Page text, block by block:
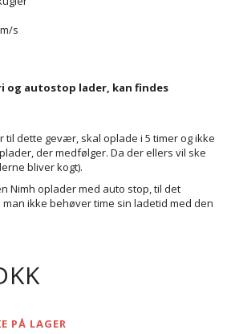
s
og autostop lader, kan findes
til dette gevær, skal oplade i 5 timer og ikke
der medfølger. Da der ellers vil ske
bliver kogt).
Nimh oplader med auto stop, til det
ikke behøver time sin ladetid med den
PÅ LAGER